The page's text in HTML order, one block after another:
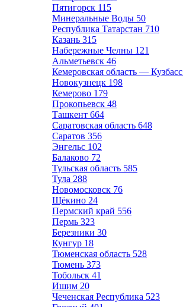
Пятигорск 115
Минеральные Воды 50
Республика Татарстан 710
Казань 315
Набережные Челны 121
Альметьевск 46
Кемеровская область — Кузбасс
Новокузнецк 198
Кемерово 179
Прокопьевск 48
Ташкент 664
Саратовская область 648
Саратов 356
Энгельс 102
Балаково 72
Тульская область 585
Тула 288
Новомосковск 76
Щёкино 24
Пермский край 556
Пермь 323
Березники 30
Кунгур 18
Тюменская область 528
Тюмень 373
Тобольск 41
Ишим 20
Чеченская Республика 523